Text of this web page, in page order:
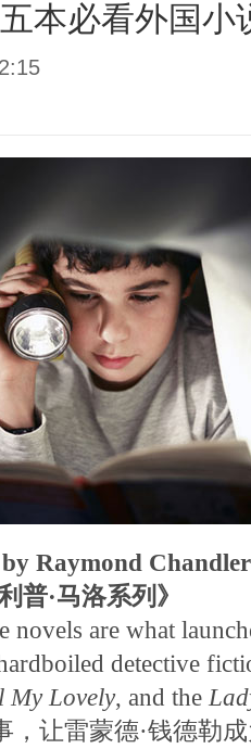
本必看外国小
Raymond Chandler
普·马洛系列》
novels are what
detective
My Lovely, and the
，让雷蒙德·钱德勒